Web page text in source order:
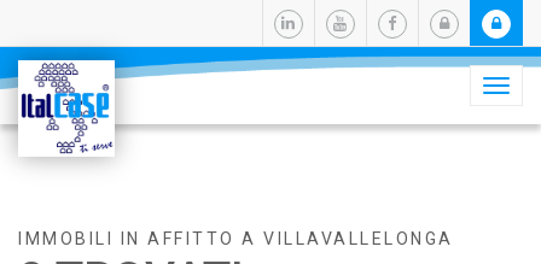
IMMOBILI IN AFFITTO A VILLAVALLELONGA